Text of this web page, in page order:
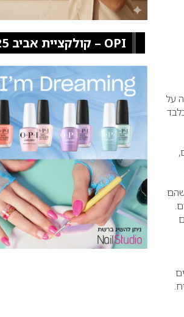
על
לגברים – תוצאה טבעית וקרובה לגוון הטבעי של השיער. השירות אורך 5 בלבד
אומרים שהם
הם
OPI – קולקציית אביב 25